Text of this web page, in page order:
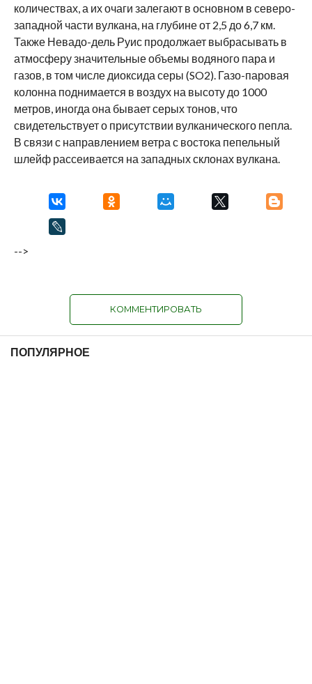
количествах, а их очаги залегают в основном в северо-
западной части вулкана, на глубине от 2,5 до 6,7 км.
Также Невадо-дель Руис продолжает выбрасывать в
атмосферу значительные объемы водяного пара и
газов, в том числе диоксида серы (SO2). Газо-паровая
колонна поднимается в воздух на высоту до 1000
метров, иногда она бывает серых тонов, что
свидетельствует о присутствии вулканического пепла.
В связи с направлением ветра с востока пепельный
шлейф рассеивается на западных склонах вулкана.
-->
КОММЕНТИРОВАТЬ
ПОПУЛЯРНОЕ